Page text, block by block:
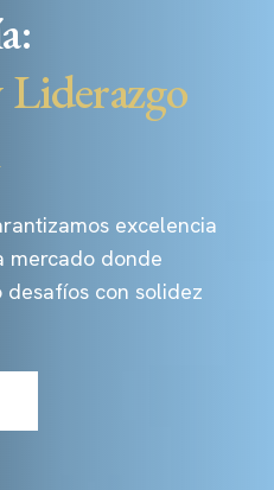
Liderazgo
excelencia
mercado donde
con solidez